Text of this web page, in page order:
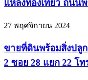
แหล่งท่องเที่ยว ถนนพ
27 พฤศจิกายน 2024
ขายที่ดินพร้อมสิ่งปลู
2 ซอย 28 แยก 22 โท